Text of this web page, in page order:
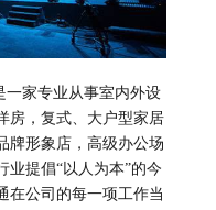
一家专业从事室内外设
房，复式、大户型家居
牌形象店，高级办公场
业提倡“以人为本”的今
在公司的每一项工作当